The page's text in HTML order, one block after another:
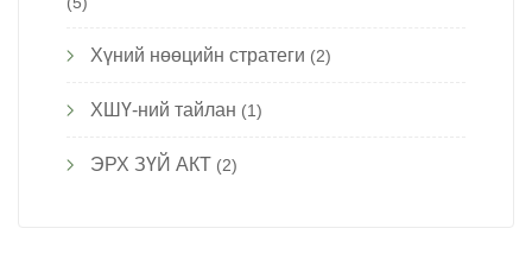
Хүний нөөцийн стратеги (2)
ХШҮ-ний тайлан (1)
ЭРХ ЗҮЙ АКТ (2)